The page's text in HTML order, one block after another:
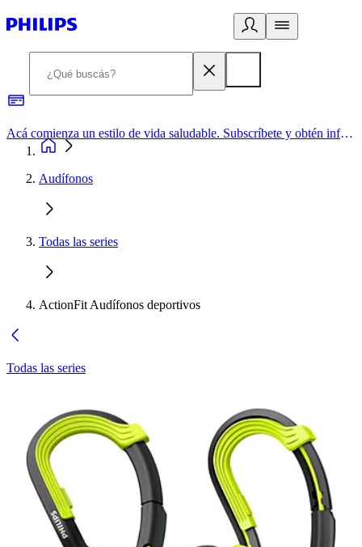
Acá comienza un estilo de vida saludable. Subscríbete y obtén información de primera mano
Audífonos
Todas las series
ActionFit Audífonos deportivos
Todas las series